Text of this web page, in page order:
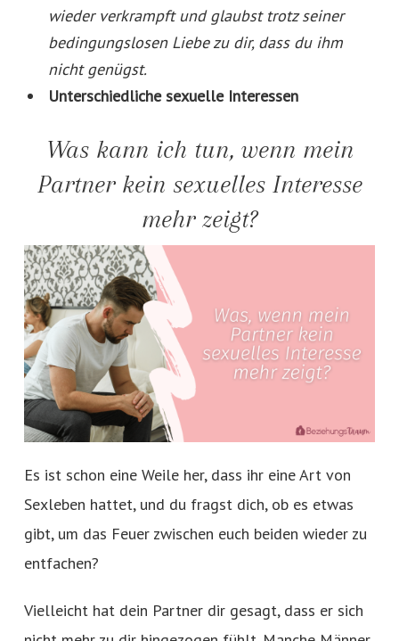
wieder verkrampft und glaubst trotz seiner
bedingungslosen Liebe zu dir, dass du ihm
nicht genügst.
Unterschiedliche sexuelle Interessen
Was kann ich tun, wenn mein
Partner kein sexuelles Interesse
mehr zeigt?
Es ist schon eine Weile her, dass ihr eine Art von
Sexleben hattet, und du fragst dich, ob es etwas
gibt, um das Feuer zwischen euch beiden wieder zu
entfachen?
Vielleicht hat dein Partner dir gesagt, dass er sich